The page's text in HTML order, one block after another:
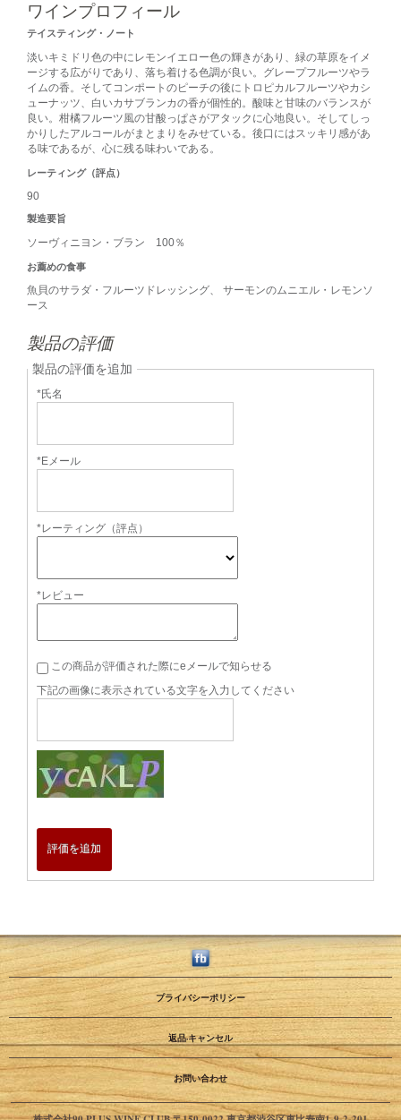
ワインプロフィール
テイスティング・ノート
淡いキミドリ色の中にレモンイエロー色の輝きがあり、緑の草原をイメ
ージする広がりであり、落ち着ける色調が良い。グレープフルーツやラ
イムの香。そしてコンポートのピーチの後にトロピカルフルーツやカシ
ューナッツ、白いカサブランカの香が個性的。酸味と甘味のバランスが
良い。柑橘フルーツ風の甘酸っぱさがアタックに心地良い。そしてしっ
かりしたアルコールがまとまりをみせている。後口にはスッキリ感があ
る味であるが、心に残る味わいである。
レーティング（評点）
90
製造要旨
ソーヴィニヨン・ブラン 100％
お薦めの食事
魚貝のサラダ・フルーツドレッシング、 サーモンのムニエル・レモンソ
ース
製品の評価
製品の評価を追加
*氏名
*Eメール
*レーティング（評点）
*レビュー
この商品が評価された際にeメールで知らせる
下記の画像に表示されている文字を入力してください
評価を追加
プライバシーポリシー
返品·キャンセル
お問い合わせ